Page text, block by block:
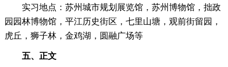
实习地点：苏州城市规划展览馆，苏州博物馆，拙政
园园林博物馆，平江历史街区，七里山塘，观前街留园，
虎丘，狮子林，金鸡湖，圆融广场等
五、正文